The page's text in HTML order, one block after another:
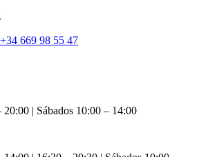
+34 669 98 55 47
20:00 | Sábados 10:00 – 14:00